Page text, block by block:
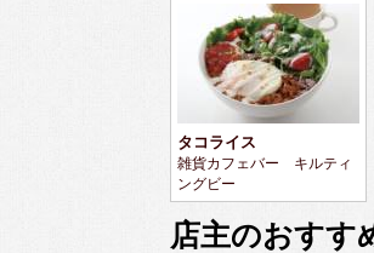
タコライス
雑貨カフェバー キルティ
ングビー
店主のおすす